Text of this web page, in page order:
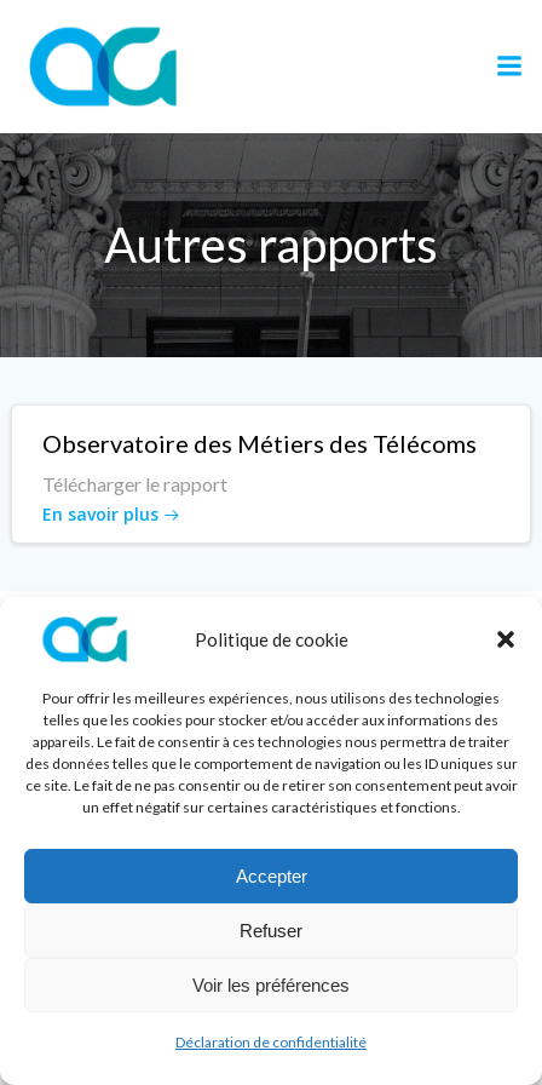
Politique de cookie
Pour offrir les meilleures expériences, nous utilisons des technologies
telles que les cookies pour stocker et/ou accéder aux informations des
appareils. Le fait de consentir à ces technologies nous permettra de traiter
des données telles que le comportement de navigation ou les ID uniques sur
ce site. Le fait de ne pas consentir ou de retirer son consentement peut avoir
un effet négatif sur certaines caractéristiques et fonctions.
Accepter
Refuser
Voir les préférences
Déclaration de confidentialité
Autres rapports
Observatoire des Métiers des Télécoms
Télécharger le rapport
En savoir plus
© 2026 Athling. Created for free using WordPress and
Colibri